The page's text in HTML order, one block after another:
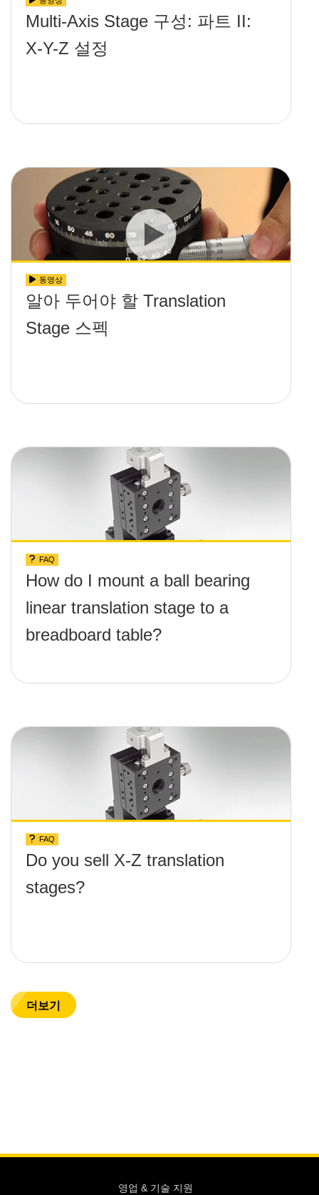
Multi-Axis Stage 구성: 파트 II:
X-Y-Z 설정
동영상
알아 두어야 할 Translation
Stage 스펙
FAQ
How do I mount a ball bearing
linear translation stage to a
breadboard table?
FAQ
Do you sell X-Z translation
stages?
더보기
영업 & 기술 지원